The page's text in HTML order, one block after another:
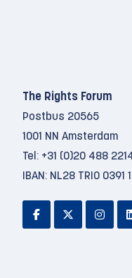
The Rights Forum
Postbus 20565
1001 NN Amsterdam
Tel: +31 (0)20 488
IBAN: NL28 TRIO 0391